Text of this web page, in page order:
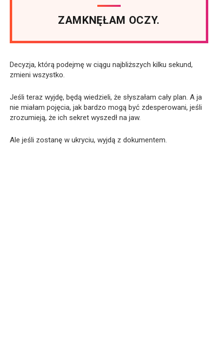
ZAMKNĘŁAM OCZY.
Decyzja, którą podejmę w ciągu najbliższych kilku sekund,
zmieni wszystko.
Jeśli teraz wyjdę, będą wiedzieli, że słyszałam cały plan. A ja
nie miałam pojęcia, jak bardzo mogą być zdesperowani, jeśli
zrozumieją, że ich sekret wyszedł na jaw.
Ale jeśli zostanę w ukryciu, wyjdą z dokumentem.